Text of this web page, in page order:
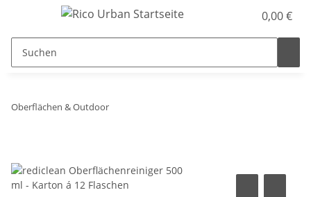
0,00 €
Oberflächen & Outdoor